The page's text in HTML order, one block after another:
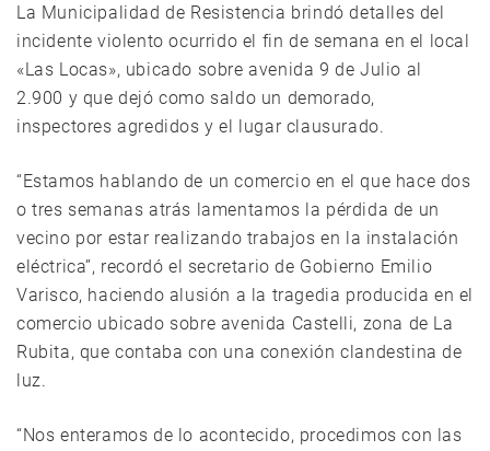
La Municipalidad de Resistencia brindó detalles del
incidente violento ocurrido el fin de semana en el local
«Las Locas», ubicado sobre avenida 9 de Julio al
2.900 y que dejó como saldo un demorado,
inspectores agredidos y el lugar clausurado.
“Estamos hablando de un comercio en el que hace dos
o tres semanas atrás lamentamos la pérdida de un
vecino por estar realizando trabajos en la instalación
eléctrica”, recordó el secretario de Gobierno Emilio
Varisco, haciendo alusión a la tragedia producida en el
comercio ubicado sobre avenida Castelli, zona de La
Rubita, que contaba con una conexión clandestina de
luz.
“Nos enteramos de lo acontecido, procedimos con las